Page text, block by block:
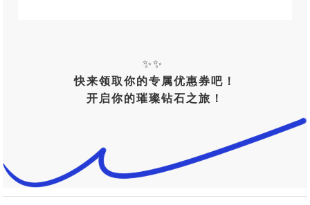
✨✨
快来领取你的专属优惠券吧！
开启你的璀璨钻石之旅！